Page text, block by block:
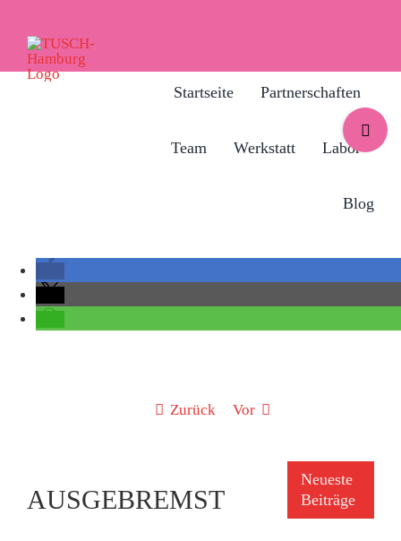
Inhalt
springen
Startseite Partnerschaften
Team Werkstatt Labor
Blog
Zurück Vor
AUSGEBREMST
Neueste
Beiträge
Toggle
Sliding